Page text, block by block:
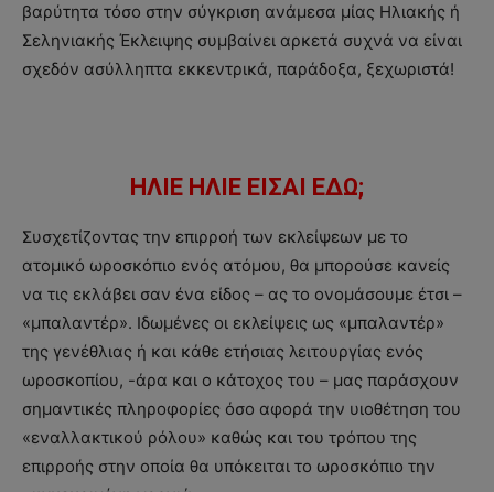
βαρύτητα τόσο στην σύγκριση ανάμεσα μίας Ηλιακής ή
Σεληνιακής Έκλειψης συμβαίνει αρκετά συχνά να είναι
σχεδόν ασύλληπτα εκκεντρικά, παράδοξα, ξεχωριστά!
ΗΛΙΕ ΗΛΙΕ ΕΙΣΑΙ ΕΔΩ;
Συσχετίζοντας την επιρροή των εκλείψεων με το
ατομικό ωροσκόπιο ενός ατόμου, θα μπορούσε κανείς
να τις εκλάβει σαν ένα είδος – ας το ονομάσουμε έτσι –
«μπαλαντέρ». Ιδωμένες οι εκλείψεις ως «μπαλαντέρ»
της γενέθλιας ή και κάθε ετήσιας λειτουργίας ενός
ωροσκοπίου, -άρα και ο κάτοχος του – μας παράσχουν
σημαντικές πληροφορίες όσο αφορά την υιοθέτηση του
«εναλλακτικού ρόλου» καθώς και του τρόπου της
επιρροής στην οποία θα υπόκειται το ωροσκόπιο την